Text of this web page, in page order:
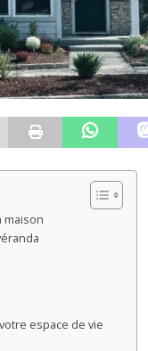
maison
espace de vie